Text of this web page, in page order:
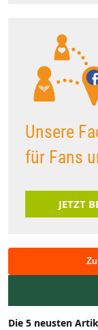
Unsere
für Fans
JETZT
Die 5 neusten